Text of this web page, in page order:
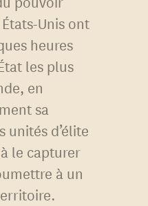
Unis ont
heures
les plus
en
sa
unités d’élite
le capturer
à un